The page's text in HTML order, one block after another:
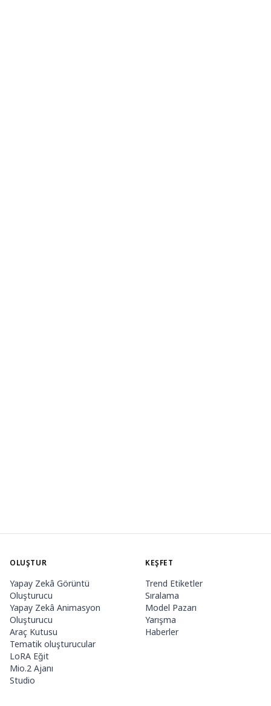
OLUŞTUR
Yapay Zekâ Görüntü
Oluşturucu
Yapay Zekâ Animasyon
Oluşturucu
Araç Kutusu
Tematik oluşturucular
LoRA Eğit
Mio.2 Ajanı
Studio
KEŞFET
Trend Etiketler
Sıralama
Model Pazarı
Yarışma
Haberler